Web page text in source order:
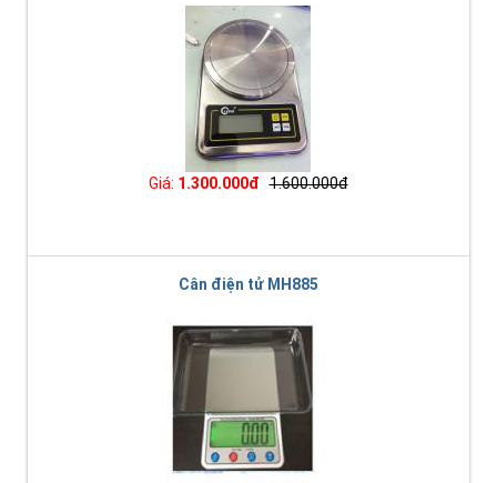
Giá: 1.300.000đ 1.600.000đ
Cân điện tử MH885